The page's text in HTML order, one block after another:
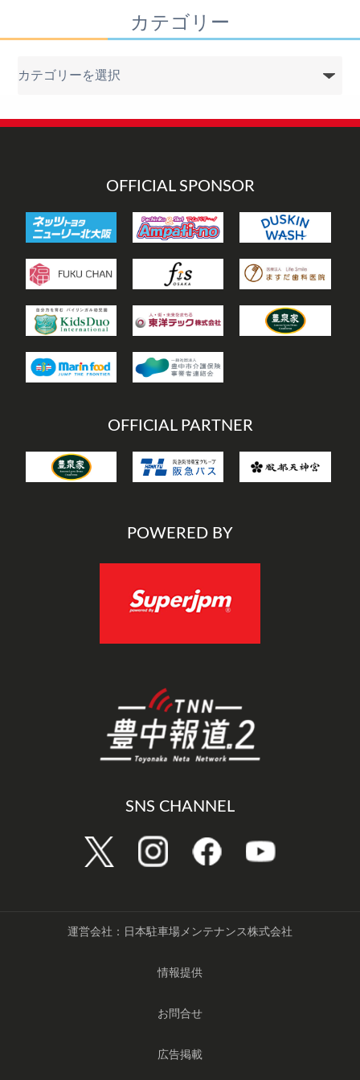
カテゴリー
リ
OFFICIAL SPONSOR
OFFICIAL PARTNER
POWERED BY
SNS CHANNEL
運営会社：日本駐車場メンテナンス株式会社
情報提供
お問合せ
広告掲載